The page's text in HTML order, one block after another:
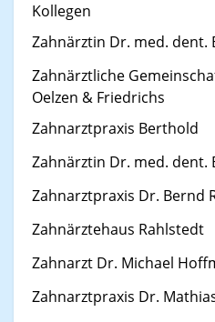
Kollegen
Zahnärztin Dr. med. dent.
Zahnärztliche
Oelzen & Friedrichs
Zahnarztpraxis Berthold
Zahnärztin Dr. med. dent.
Zahnarztpraxis Dr. Bernd
Zahnärztehaus Rahlstedt
Zahnarzt Dr. Michael
Zahnarztpraxis Dr.